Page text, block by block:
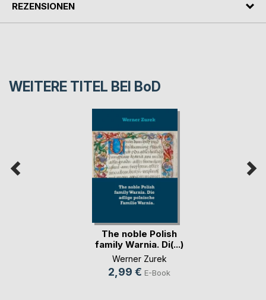
REZENSIONEN
WEITERE TITEL BEI BoD
The noble Polish
family Warnia. Di(...)
Werner Zurek
2,99 € E-Book